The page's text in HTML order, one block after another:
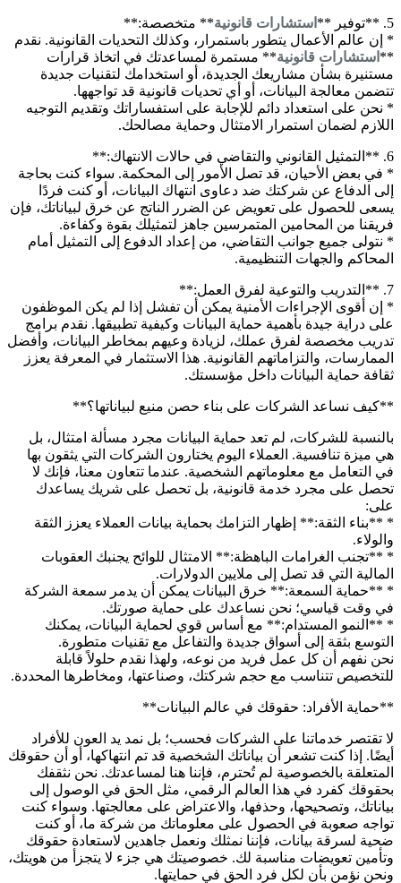
5. **توفير ** استشارات قانونية** متخصصة:**
* إن عالم الأعمال يتطور باستمرار، وكذلك التحديات القانونية. نقدم
** استشارات قانونية** مستمرة لمساعدتك في اتخاذ قرارات
مستنيرة بشأن مشاريعك الجديدة، أو استخدامك لتقنيات جديدة
تتضمن معالجة البيانات، أو أي تحديات قانونية قد تواجهها.
* نحن على استعداد دائم للإجابة على استفساراتك وتقديم التوجيه
اللازم لضمان استمرار الامتثال وحماية مصالحك.
6. **التمثيل القانوني والتقاضي في حالات الانتهاك:**
* في بعض الأحيان، قد تصل الأمور إلى المحكمة. سواء كنت بحاجة
إلى الدفاع عن شركتك ضد دعاوى انتهاك البيانات، أو كنت فردًا
يسعى للحصول على تعويض عن الضرر الناتج عن خرق لبياناتك، فإن
فريقنا من المحامين المتمرسين جاهز لتمثيلك بقوة وكفاءة.
* نتولى جميع جوانب التقاضي، من إعداد الدفوع إلى التمثيل أمام
المحاكم والجهات التنظيمية.
7. **التدريب والتوعية لفرق العمل:**
* إن أقوى الإجراءات الأمنية يمكن أن تفشل إذا لم يكن الموظفون
على دراية جيدة بأهمية حماية البيانات وكيفية تطبيقها. نقدم برامج
تدريب مخصصة لفرق عملك، لزيادة وعيهم بمخاطر البيانات، وأفضل
الممارسات، والتزاماتهم القانونية. هذا الاستثمار في المعرفة يعزز
ثقافة حماية البيانات داخل مؤسستك.
**كيف نساعد الشركات على بناء حصن منيع لبياناتها؟**
بالنسبة للشركات، لم تعد حماية البيانات مجرد مسألة امتثال، بل
هي ميزة تنافسية. العملاء اليوم يختارون الشركات التي يثقون بها
في التعامل مع معلوماتهم الشخصية. عندما تتعاون معنا، فإنك لا
تحصل على مجرد خدمة قانونية، بل تحصل على شريك يساعدك
على:
* **بناء الثقة:** إظهار التزامك بحماية بيانات العملاء يعزز الثقة
والولاء.
* **تجنب الغرامات الباهظة:** الامتثال للوائح يجنبك العقوبات
المالية التي قد تصل إلى ملايين الدولارات.
* **حماية السمعة:** خرق البيانات يمكن أن يدمر سمعة الشركة
في وقت قياسي؛ نحن نساعدك على حماية صورتك.
* **النمو المستدام:** مع أساس قوي لحماية البيانات، يمكنك
التوسع بثقة إلى أسواق جديدة والتفاعل مع تقنيات متطورة.
نحن نفهم أن كل عمل فريد من نوعه، ولهذا نقدم حلولاً قابلة
للتخصيص تتناسب مع حجم شركتك، وصناعتها، ومخاطرها المحددة.
**حماية الأفراد: حقوقك في عالم البيانات**
لا تقتصر خدماتنا على الشركات فحسب؛ بل نمد يد العون للأفراد
أيضًا. إذا كنت تشعر أن بياناتك الشخصية قد تم انتهاكها، أو أن حقوقك
المتعلقة بالخصوصية لم تُحترم، فإننا هنا لمساعدتك. نحن نثقفك
بحقوقك كفرد في هذا العالم الرقمي، مثل الحق في الوصول إلى
بياناتك، وتصحيحها، وحذفها، والاعتراض على معالجتها. وسواء كنت
تواجه صعوبة في الحصول على معلوماتك من شركة ما، أو كنت
ضحية لسرقة بيانات، فإننا نمثلك ونعمل جاهدين لاستعادة حقوقك
وتأمين تعويضات مناسبة لك. خصوصيتك هي جزء لا يتجزأ من هويتك،
ونحن نؤمن بأن لكل فرد الحق في حمايتها.